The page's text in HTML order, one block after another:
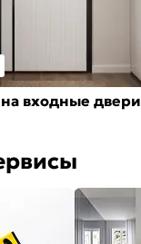
входные двери